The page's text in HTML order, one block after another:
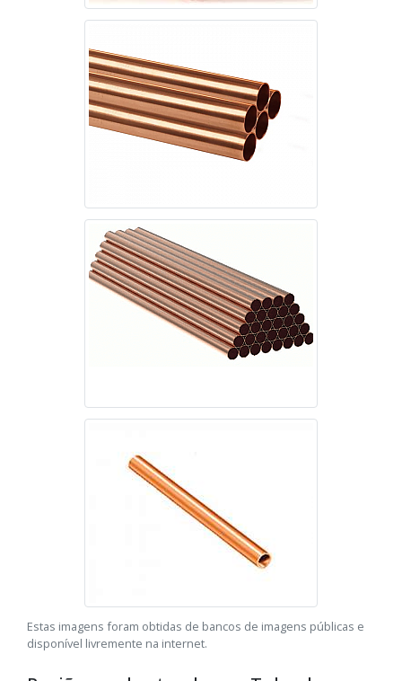
Estas imagens foram obtidas de bancos de imagens públicas e
disponível livremente na internet.